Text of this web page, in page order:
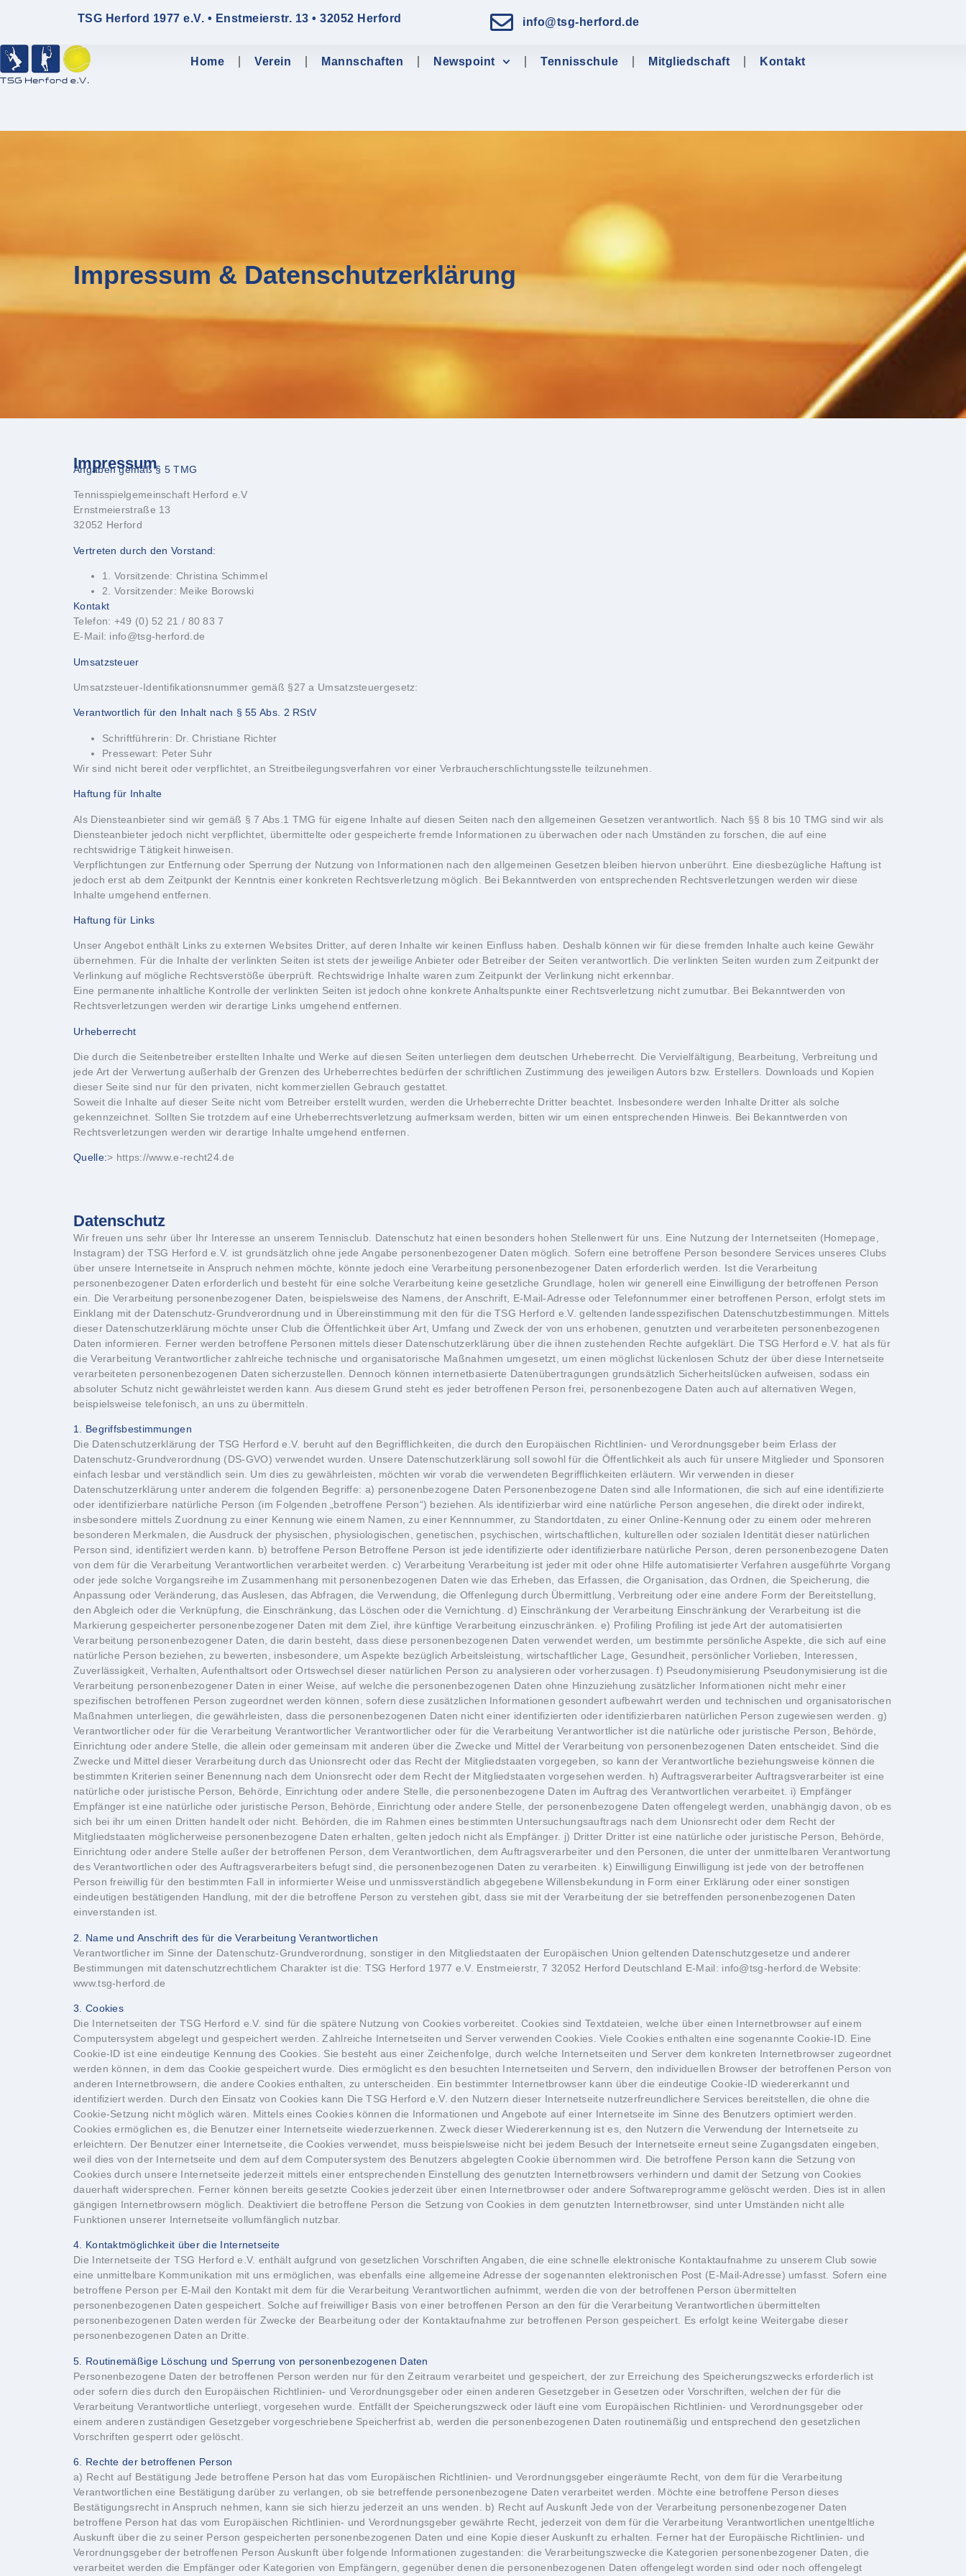
TSG Herford 1977 e.V. • Enstmeierstr. 13 • 32052 Herford info@tsg-herford.de
Home Verein Mannschaften Newspoint Tennisschule Mitgliedschaft Kontakt
Impressum & Datenschutzerklärung​
Impressum
Angaben gemäß § 5 TMG
Tennisspielgemeinschaft Herford e.V
Ernstmeierstraße 13
32052 Herford
Vertreten durch den Vorstand:
1. Vorsitzende: Christina Schimmel
2. Vorsitzender: Meike Borowski
Kontakt
Telefon: +49 (0) 52 21 / 80 83 7
E-Mail: info@tsg-herford.de
Umsatzsteuer
Umsatzsteuer-Identifikationsnummer gemäß §27 a Umsatzsteuergesetz:
Verantwortlich für den Inhalt nach § 55 Abs. 2 RStV
Schriftführerin: Dr. Christiane Richter
Pressewart: Peter Suhr
Wir sind nicht bereit oder verpflichtet, an Streitbeilegungsverfahren vor einer Verbraucherschlichtungsstelle teilzunehmen.
Haftung für Inhalte
Als Diensteanbieter sind wir gemäß § 7 Abs.1 TMG für eigene Inhalte auf diesen Seiten nach den allgemeinen Gesetzen verantwortlich. Nach §§ 8 bis 10 TMG sind wir als
Diensteanbieter jedoch nicht verpflichtet, übermittelte oder gespeicherte fremde Informationen zu überwachen oder nach Umständen zu forschen, die auf eine
rechtswidrige Tätigkeit hinweisen.
Verpflichtungen zur Entfernung oder Sperrung der Nutzung von Informationen nach den allgemeinen Gesetzen bleiben hiervon unberührt. Eine diesbezügliche Haftung ist
jedoch erst ab dem Zeitpunkt der Kenntnis einer konkreten Rechtsverletzung möglich. Bei Bekanntwerden von entsprechenden Rechtsverletzungen werden wir diese
Inhalte umgehend entfernen.
Haftung für Links
Unser Angebot enthält Links zu externen Websites Dritter, auf deren Inhalte wir keinen Einfluss haben. Deshalb können wir für diese fremden Inhalte auch keine Gewähr
übernehmen. Für die Inhalte der verlinkten Seiten ist stets der jeweilige Anbieter oder Betreiber der Seiten verantwortlich. Die verlinkten Seiten wurden zum Zeitpunkt der
Verlinkung auf mögliche Rechtsverstöße überprüft. Rechtswidrige Inhalte waren zum Zeitpunkt der Verlinkung nicht erkennbar.
Eine permanente inhaltliche Kontrolle der verlinkten Seiten ist jedoch ohne konkrete Anhaltspunkte einer Rechtsverletzung nicht zumutbar. Bei Bekanntwerden von
Rechtsverletzungen werden wir derartige Links umgehend entfernen.
Urheberrecht
Die durch die Seitenbetreiber erstellten Inhalte und Werke auf diesen Seiten unterliegen dem deutschen Urheberrecht. Die Vervielfältigung, Bearbeitung, Verbreitung und
jede Art der Verwertung außerhalb der Grenzen des Urheberrechtes bedürfen der schriftlichen Zustimmung des jeweiligen Autors bzw. Erstellers. Downloads und Kopien
dieser Seite sind nur für den privaten, nicht kommerziellen Gebrauch gestattet.
Soweit die Inhalte auf dieser Seite nicht vom Betreiber erstellt wurden, werden die Urheberrechte Dritter beachtet. Insbesondere werden Inhalte Dritter als solche
gekennzeichnet. Sollten Sie trotzdem auf eine Urheberrechtsverletzung aufmerksam werden, bitten wir um einen entsprechenden Hinweis. Bei Bekanntwerden von
Rechtsverletzungen werden wir derartige Inhalte umgehend entfernen.
Quelle:> https://www.e-recht24.de
Datenschutz
Wir freuen uns sehr über Ihr Interesse an unserem Tennisclub. Datenschutz hat einen besonders hohen Stellenwert für uns. Eine Nutzung der Internetseiten (Homepage,
Instagram) der TSG Herford e.V. ist grundsätzlich ohne jede Angabe personenbezogener Daten möglich. Sofern eine betroffene Person besondere Services unseres Clubs
über unsere Internetseite in Anspruch nehmen möchte, könnte jedoch eine Verarbeitung personenbezogener Daten erforderlich werden. Ist die Verarbeitung
personenbezogener Daten erforderlich und besteht für eine solche Verarbeitung keine gesetzliche Grundlage, holen wir generell eine Einwilligung der betroffenen Person
ein. Die Verarbeitung personenbezogener Daten, beispielsweise des Namens, der Anschrift, E-Mail-Adresse oder Telefonnummer einer betroffenen Person, erfolgt stets im
Einklang mit der Datenschutz-Grundverordnung und in Übereinstimmung mit den für die TSG Herford e.V. geltenden landesspezifischen Datenschutzbestimmungen. Mittels
dieser Datenschutzerklärung möchte unser Club die Öffentlichkeit über Art, Umfang und Zweck der von uns erhobenen, genutzten und verarbeiteten personenbezogenen
Daten informieren. Ferner werden betroffene Personen mittels dieser Datenschutzerklärung über die ihnen zustehenden Rechte aufgeklärt. Die TSG Herford e.V. hat als für
die Verarbeitung Verantwortlicher zahlreiche technische und organisatorische Maßnahmen umgesetzt, um einen möglichst lückenlosen Schutz der über diese Internetseite
verarbeiteten personenbezogenen Daten sicherzustellen. Dennoch können internetbasierte Datenübertragungen grundsätzlich Sicherheitslücken aufweisen, sodass ein
absoluter Schutz nicht gewährleistet werden kann. Aus diesem Grund steht es jeder betroffenen Person frei, personenbezogene Daten auch auf alternativen Wegen,
beispielsweise telefonisch, an uns zu übermitteln.
1. Begriffsbestimmungen
Die Datenschutzerklärung der TSG Herford e.V. beruht auf den Begrifflichkeiten, die durch den Europäischen Richtlinien- und Verordnungsgeber beim Erlass der
Datenschutz-Grundverordnung (DS-GVO) verwendet wurden. Unsere Datenschutzerklärung soll sowohl für die Öffentlichkeit als auch für unsere Mitglieder und Sponsoren
einfach lesbar und verständlich sein. Um dies zu gewährleisten, möchten wir vorab die verwendeten Begrifflichkeiten erläutern. Wir verwenden in dieser
Datenschutzerklärung unter anderem die folgenden Begriffe: a) personenbezogene Daten Personenbezogene Daten sind alle Informationen, die sich auf eine identifizierte
oder identifizierbare natürliche Person (im Folgenden „betroffene Person“) beziehen. Als identifizierbar wird eine natürliche Person angesehen, die direkt oder indirekt,
insbesondere mittels Zuordnung zu einer Kennung wie einem Namen, zu einer Kennnummer, zu Standortdaten, zu einer Online-Kennung oder zu einem oder mehreren
besonderen Merkmalen, die Ausdruck der physischen, physiologischen, genetischen, psychischen, wirtschaftlichen, kulturellen oder sozialen Identität dieser natürlichen
Person sind, identifiziert werden kann. b) betroffene Person Betroffene Person ist jede identifizierte oder identifizierbare natürliche Person, deren personenbezogene Daten
von dem für die Verarbeitung Verantwortlichen verarbeitet werden. c) Verarbeitung Verarbeitung ist jeder mit oder ohne Hilfe automatisierter Verfahren ausgeführte Vorgang
oder jede solche Vorgangsreihe im Zusammenhang mit personenbezogenen Daten wie das Erheben, das Erfassen, die Organisation, das Ordnen, die Speicherung, die
Anpassung oder Veränderung, das Auslesen, das Abfragen, die Verwendung, die Offenlegung durch Übermittlung, Verbreitung oder eine andere Form der Bereitstellung,
den Abgleich oder die Verknüpfung, die Einschränkung, das Löschen oder die Vernichtung. d) Einschränkung der Verarbeitung Einschränkung der Verarbeitung ist die
Markierung gespeicherter personenbezogener Daten mit dem Ziel, ihre künftige Verarbeitung einzuschränken. e) Profiling Profiling ist jede Art der automatisierten
Verarbeitung personenbezogener Daten, die darin besteht, dass diese personenbezogenen Daten verwendet werden, um bestimmte persönliche Aspekte, die sich auf eine
natürliche Person beziehen, zu bewerten, insbesondere, um Aspekte bezüglich Arbeitsleistung, wirtschaftlicher Lage, Gesundheit, persönlicher Vorlieben, Interessen,
Zuverlässigkeit, Verhalten, Aufenthaltsort oder Ortswechsel dieser natürlichen Person zu analysieren oder vorherzusagen. f) Pseudonymisierung Pseudonymisierung ist die
Verarbeitung personenbezogener Daten in einer Weise, auf welche die personenbezogenen Daten ohne Hinzuziehung zusätzlicher Informationen nicht mehr einer
spezifischen betroffenen Person zugeordnet werden können, sofern diese zusätzlichen Informationen gesondert aufbewahrt werden und technischen und organisatorischen
Maßnahmen unterliegen, die gewährleisten, dass die personenbezogenen Daten nicht einer identifizierten oder identifizierbaren natürlichen Person zugewiesen werden. g)
Verantwortlicher oder für die Verarbeitung Verantwortlicher Verantwortlicher oder für die Verarbeitung Verantwortlicher ist die natürliche oder juristische Person, Behörde,
Einrichtung oder andere Stelle, die allein oder gemeinsam mit anderen über die Zwecke und Mittel der Verarbeitung von personenbezogenen Daten entscheidet. Sind die
Zwecke und Mittel dieser Verarbeitung durch das Unionsrecht oder das Recht der Mitgliedstaaten vorgegeben, so kann der Verantwortliche beziehungsweise können die
bestimmten Kriterien seiner Benennung nach dem Unionsrecht oder dem Recht der Mitgliedstaaten vorgesehen werden. h) Auftragsverarbeiter Auftragsverarbeiter ist eine
natürliche oder juristische Person, Behörde, Einrichtung oder andere Stelle, die personenbezogene Daten im Auftrag des Verantwortlichen verarbeitet. i) Empfänger
Empfänger ist eine natürliche oder juristische Person, Behörde, Einrichtung oder andere Stelle, der personenbezogene Daten offengelegt werden, unabhängig davon, ob es
sich bei ihr um einen Dritten handelt oder nicht. Behörden, die im Rahmen eines bestimmten Untersuchungsauftrags nach dem Unionsrecht oder dem Recht der
Mitgliedstaaten möglicherweise personenbezogene Daten erhalten, gelten jedoch nicht als Empfänger. j) Dritter Dritter ist eine natürliche oder juristische Person, Behörde,
Einrichtung oder andere Stelle außer der betroffenen Person, dem Verantwortlichen, dem Auftragsverarbeiter und den Personen, die unter der unmittelbaren Verantwortung
des Verantwortlichen oder des Auftragsverarbeiters befugt sind, die personenbezogenen Daten zu verarbeiten. k) Einwilligung Einwilligung ist jede von der betroffenen
Person freiwillig für den bestimmten Fall in informierter Weise und unmissverständlich abgegebene Willensbekundung in Form einer Erklärung oder einer sonstigen
eindeutigen bestätigenden Handlung, mit der die betroffene Person zu verstehen gibt, dass sie mit der Verarbeitung der sie betreffenden personenbezogenen Daten
einverstanden ist.
2. Name und Anschrift des für die Verarbeitung Verantwortlichen
Verantwortlicher im Sinne der Datenschutz-Grundverordnung, sonstiger in den Mitgliedstaaten der Europäischen Union geltenden Datenschutzgesetze und anderer
Bestimmungen mit datenschutzrechtlichem Charakter ist die: TSG Herford 1977 e.V. Enstmeierstr, 7 32052 Herford Deutschland E-Mail: info@tsg-herford.de Website:
www.tsg-herford.de
3. Cookies
Die Internetseiten der TSG Herford e.V. sind für die spätere Nutzung von Cookies vorbereitet. Cookies sind Textdateien, welche über einen Internetbrowser auf einem
Computersystem abgelegt und gespeichert werden. Zahlreiche Internetseiten und Server verwenden Cookies. Viele Cookies enthalten eine sogenannte Cookie-ID. Eine
Cookie-ID ist eine eindeutige Kennung des Cookies. Sie besteht aus einer Zeichenfolge, durch welche Internetseiten und Server dem konkreten Internetbrowser zugeordnet
werden können, in dem das Cookie gespeichert wurde. Dies ermöglicht es den besuchten Internetseiten und Servern, den individuellen Browser der betroffenen Person von
anderen Internetbrowsern, die andere Cookies enthalten, zu unterscheiden. Ein bestimmter Internetbrowser kann über die eindeutige Cookie-ID wiedererkannt und
identifiziert werden. Durch den Einsatz von Cookies kann Die TSG Herford e.V. den Nutzern dieser Internetseite nutzerfreundlichere Services bereitstellen, die ohne die
Cookie-Setzung nicht möglich wären. Mittels eines Cookies können die Informationen und Angebote auf einer Internetseite im Sinne des Benutzers optimiert werden.
Cookies ermöglichen es, die Benutzer einer Internetseite wiederzuerkennen. Zweck dieser Wiedererkennung ist es, den Nutzern die Verwendung der Internetseite zu
erleichtern. Der Benutzer einer Internetseite, die Cookies verwendet, muss beispielsweise nicht bei jedem Besuch der Internetseite erneut seine Zugangsdaten eingeben,
weil dies von der Internetseite und dem auf dem Computersystem des Benutzers abgelegten Cookie übernommen wird. Die betroffene Person kann die Setzung von
Cookies durch unsere Internetseite jederzeit mittels einer entsprechenden Einstellung des genutzten Internetbrowsers verhindern und damit der Setzung von Cookies
dauerhaft widersprechen. Ferner können bereits gesetzte Cookies jederzeit über einen Internetbrowser oder andere Softwareprogramme gelöscht werden. Dies ist in allen
gängigen Internetbrowsern möglich. Deaktiviert die betroffene Person die Setzung von Cookies in dem genutzten Internetbrowser, sind unter Umständen nicht alle
Funktionen unserer Internetseite vollumfänglich nutzbar.
4. Kontaktmöglichkeit über die Internetseite
Die Internetseite der TSG Herford e.V. enthält aufgrund von gesetzlichen Vorschriften Angaben, die eine schnelle elektronische Kontaktaufnahme zu unserem Club sowie
eine unmittelbare Kommunikation mit uns ermöglichen, was ebenfalls eine allgemeine Adresse der sogenannten elektronischen Post (E-Mail-Adresse) umfasst. Sofern eine
betroffene Person per E-Mail den Kontakt mit dem für die Verarbeitung Verantwortlichen aufnimmt, werden die von der betroffenen Person übermittelten
personenbezogenen Daten gespeichert. Solche auf freiwilliger Basis von einer betroffenen Person an den für die Verarbeitung Verantwortlichen übermittelten
personenbezogenen Daten werden für Zwecke der Bearbeitung oder der Kontaktaufnahme zur betroffenen Person gespeichert. Es erfolgt keine Weitergabe dieser
personenbezogenen Daten an Dritte.
5. Routinemäßige Löschung und Sperrung von personenbezogenen Daten
Personenbezogene Daten der betroffenen Person werden nur für den Zeitraum verarbeitet und gespeichert, der zur Erreichung des Speicherungszwecks erforderlich ist
oder sofern dies durch den Europäischen Richtlinien- und Verordnungsgeber oder einen anderen Gesetzgeber in Gesetzen oder Vorschriften, welchen der für die
Verarbeitung Verantwortliche unterliegt, vorgesehen wurde. Entfällt der Speicherungszweck oder läuft eine vom Europäischen Richtlinien- und Verordnungsgeber oder
einem anderen zuständigen Gesetzgeber vorgeschriebene Speicherfrist ab, werden die personenbezogenen Daten routinemäßig und entsprechend den gesetzlichen
Vorschriften gesperrt oder gelöscht.
6. Rechte der betroffenen Person
a) Recht auf Bestätigung Jede betroffene Person hat das vom Europäischen Richtlinien- und Verordnungsgeber eingeräumte Recht, von dem für die Verarbeitung Verantwortlichen eine Bestätigung darüber zu verlangen, ob sie betreffende personenbezogene Daten verarbeitet werden. Möchte eine betroffene Person dieses Bestätigungsrecht in Anspruch nehmen, kann sie sich hierzu jederzeit an uns wenden. b) Recht auf Auskunft Jede von der Verarbeitung personenbezogener Daten betroffene Person hat das vom Europäischen Richtlinien- und Verordnungsgeber gewährte Recht, jederzeit von dem für die Verarbeitung Verantwortlichen unentgeltliche Auskunft über die zu seiner Person gespeicherten personenbezogenen Daten und eine Kopie dieser Auskunft zu erhalten. Ferner hat der Europäische Richtlinien- und Verordnungsgeber der betroffenen Person Auskunft über folgende Informationen zugestanden: die Verarbeitungszwecke die Kategorien personenbezogener Daten, die verarbeitet werden die Empfänger oder Kategorien von Empfängern, gegenüber denen die personenbezogenen Daten offengelegt worden sind oder noch offengelegt werden, insbesondere bei Empfängern in Drittländern oder bei internationalen Organisationen falls möglich, die geplante Dauer, für die die personenbezogenen Daten gespeichert werden, oder, falls dies nicht möglich ist, die Kriterien für die Festlegung dieser Dauer das Bestehen eines Rechts auf Berichtigung oder Löschung der sie betreffenden personenbezogenen Daten oder auf Einschränkung der Verarbeitung durch den Verantwortlichen oder eines Widerspruchsrechts gegen diese Verarbeitung das Bestehen eines Beschwerderechts bei einer Aufsichtsbehörde wenn die personenbezogenen Daten nicht bei der betroffenen Person erhoben werden: Alle verfügbaren Informationen über die Herkunft der Daten das Bestehen einer automatisierten Entscheidungsfindung einschließlich Profiling gemäß Artikel 22 Abs.1 und 4 DS-GVO und — zumindest in diesen Fällen — aussagekräftige Informationen über die involvierte Logik sowie die Tragweite und die angestrebten Auswirkungen einer derartigen Verarbeitung für die betroffene Person Ferner steht der betroffenen Person ein Auskunftsrecht darüber zu, ob personenbezogene Daten an ein Drittland oder an eine internationale Organisation übermittelt wurden. Sofern dies der Fall ist, steht der betroffenen Person im Übrigen das Recht zu, Auskunft über die geeigneten Garantien im Zusammenhang mit der Übermittlung zu erhalten. Möchte eine betroffene Person dieses Auskunftsrecht in Anspruch nehmen, kann sie sich hierzu jederzeit an uns wenden. c) Recht auf Berichtigung Jede von der Verarbeitung personenbezogener Daten betroffene Person hat das vom Europäischen Richtlinien- und Verordnungsgeber gewährte Recht, die unverzügliche Berichtigung sie betreffender unrichtiger personenbezogener Daten zu verlangen. Ferner steht der betroffenen Person das Recht zu, unter Berücksichtigung der Zwecke der Verarbeitung, die Vervollständigung unvollständiger personenbezogener Daten — auch mittels einer ergänzenden Erklärung — zu verlangen. Möchte eine betroffene Person dieses Berichtigungsrecht in Anspruch nehmen, kann sie sich hierzu jederzeit an uns wenden. d) Recht auf Löschung (Recht auf Vergessen werden) Jede von der Verarbeitung personenbezogener Daten betroffene Person hat das vom Europäischen Richtlinien- und Verordnungsgeber gewährte Recht, von dem Verantwortlichen zu verlangen, dass die sie betreffenden personenbezogenen Daten unverzüglich gelöscht werden, sofern einer der folgenden Gründe zutrifft und soweit die Verarbeitung nicht erforderlich ist: Die personenbezogenen Daten wurden für solche Zwecke erhoben oder auf sonstige Weise verarbeitet, für welche sie nicht mehr notwendig sind. Die betroffene Person widerruft ihre Einwilligung, auf die sich die Verarbeitung gemäß Art. 6 Abs. 1 Buchstabe a DS-GVO oder Art. 9 Abs. 2 Buchstabe a DS-GVO stützte, und es fehlt an einer anderweitigen Rechtsgrundlage für die Verarbeitung. Die betroffene Person legt gemäß Art. 21 Abs. 1 DS-GVO Widerspruch gegen die Verarbeitung ein, und es liegen keine vorrangigen berechtigten Gründe für die Verarbeitung vor, oder die betroffene Person legt gemäß Art. 21 Abs. 2 DS-GVO Widerspruch gegen die Verarbeitung ein. Die personenbezogenen Daten wurden unrechtmäßig verarbeitet. Die Löschung der personenbezogenen Daten ist zur Erfüllung einer rechtlichen Verpflichtung nach dem Unionsrecht oder dem Recht der Mitgliedstaaten erforderlich, dem der Verantwortliche unterliegt. Die personenbezogenen Daten wurden in Bezug auf angebotene Dienste der Informationsgesellschaft gemäß Art. 8 Abs. 1 DS-GVO erhoben. Sofern einer der oben genannten Gründe zutrifft und eine betroffene Person die Löschung von personenbezogenen Daten, die bei dem TC Rot-Weiß Düsseldorf e.V. gespeichert sind, veranlassen möchte, kann sie sich hierzu jederzeit an uns wenden. Wir werden veranlassen, dass dem Löschverlangen unverzüglich nachgekommen wird. Wurden die personenbezogenen Daten durch die TSG Herford e.V. öffentlich gemacht und ist unser Club als Verantwortlicher gemäß Art. 17 Abs. 1 DS-GVO zur Löschung der personenbezogenen Daten verpflichtet, so trifft Die TSG Herford e.V. unter Berücksichtigung der verfügbaren Technologie und der Implementierungskosten angemessene Maßnahmen, auch technischer Art, um andere für die Datenverarbeitung Verantwortliche, welche die veröffentlichten personenbezogenen Daten verarbeiten, darüber in Kenntnis zu setzen, dass die betroffene Person von diesen anderen für die Datenverarbeitung Verantwortlichen die Löschung sämtlicher Links zu diesen personenbezogenen Daten oder von Kopien oder Replikationen dieser personenbezogenen Daten verlangt hat, soweit die Verarbeitung nicht erforderlich ist. Die TSG Herford e.V. wird im Einzelfall das Notwendige veranlassen. e) Recht auf Einschränkung der Verarbeitung Jede von der Verarbeitung personenbezogener Daten betroffene Person hat das vom Europäischen Richtlinien- und Verordnungsgeber gewährte Recht, von dem Verantwortlichen die Einschränkung der Verarbeitung zu verlangen, wenn eine der folgenden Voraussetzungen gegeben ist: Die Richtigkeit der personenbezogenen Daten wird von der betroffenen Person bestritten, und zwar für eine Dauer, die es dem Verantwortlichen ermöglicht, die Richtigkeit der personenbezogenen Daten zu überprüfen. Die Verarbeitung ist unrechtmäßig, die betroffene Person lehnt die Löschung der personenbezogenen Daten ab und verlangt stattdessen die Einschränkung der Nutzung der personenbezogenen Daten. Der Verantwortliche benötigt die personenbezogenen Daten für die Zwecke der Verarbeitung nicht länger, die betroffene Person benötigt sie jedoch zur Geltendmachung, Ausübung oder Verteidigung von Rechtsansprüchen. Die betroffene Person hat Widerspruch gegen die Verarbeitung gem. Art. 21 Abs. 1 DS-GVO eingelegt und es steht noch nicht fest, ob die berechtigten Gründe des Verantwortlichen gegenüber denen der betroffenen Person überwiegen. Sofern eine der oben genannten Voraussetzungen gegeben ist und eine betroffene Person die Einschränkung von personenbezogenen Daten, die beim TC Rot-Weiß Düsseldorf e.V. gespeichert sind, verlangen möchte, kann sie sich hierzu jederzeit an uns wenden. Die TSG Herford e.V. wird die Einschränkung der Verarbeitung veranlassen. f) Recht auf Datenübertragbarkeit Jede von der Verarbeitung personenbezogener Daten betroffene Person hat das vom Europäischen Richtlinien- und Verordnungsgeber gewährte Recht, die sie betreffenden personenbezogenen Daten, welche durch die betroffene Person einem Verantwortlichen bereitgestellt wurden, in einem strukturierten, gängigen und maschinenlesbaren Format zu erhalten. Sie hat außerdem das Recht, diese Daten einem anderen Verantwortlichen ohne Behinderung durch den Verantwortlichen, dem die personenbezogenen Daten bereitgestellt wurden, zu übermitteln, sofern die Verarbeitung auf der Einwilligung gemäß Art. 6 Abs. 1 Buchstabe a DS-GVO oder Art. 9 Abs. 2 Buchstabe a DS-GVO oder auf einem Vertrag gemäß Art. 6 Abs. 1 Buchstabe b DS-GVO beruht und die Verarbeitung mithilfe automatisierter Verfahren erfolgt, sofern die Verarbeitung nicht für die Wahrnehmung einer Aufgabe erforderlich ist, die im öffentlichen Interesse liegt oder in Ausübung öffentlicher Gewalt erfolgt, welche dem Verantwortlichen übertragen wurde. Ferner hat die betroffene Person bei der Ausübung ihres Rechts auf Datenübertragbarkeit gemäß Art. 20 Abs. 1 DS-GVO das Recht, zu erwirken, dass die personenbezogenen Daten direkt von einem Verantwortlichen an einen anderen Verantwortlichen übermittelt werden, soweit dies technisch machbar ist und sofern hiervon nicht die Rechte und Freiheiten anderer Personen beeinträchtigt werden. Zur Geltendmachung des Rechts auf Datenübertragbarkeit kann sich die betroffene Person jederzeit an die TSG Herford e.V. wenden. g) Recht auf Widerspruch Jede von der Verarbeitung personenbezogener Daten betroffene Person hat das vom Europäischen Richtlinien- und Verordnungsgeber gewährte Recht, aus Gründen, die sich aus ihrer besonderen Situation ergeben, jederzeit gegen die Verarbeitung sie betreffender personenbezogener Daten, die aufgrund von Art. 6 Abs. 1 Buchstaben e oder f DS-GVO erfolgt, Widerspruch einzulegen. Dies gilt auch für ein auf diese Bestimmungen gestütztes Profiling. Die TSG Herford e.V. verarbeitet die personenbezogenen Daten im Falle des Widerspruchs nicht mehr, es sei denn, wir können zwingende schutzwürdige Gründe für die Verarbeitung nachweisen, die den Interessen, Rechten und Freiheiten der betroffenen Person überwiegen, oder die Verarbeitung dient der Geltendmachung, Ausübung oder Verteidigung von Rechtsansprüchen. Verarbeitet Die TSG Herford e.V. personenbezogene Daten, um Direktwerbung zu betreiben, so hat die betroffene Person das Recht, jederzeit Widerspruch gegen die Verarbeitung der personenbezogenen Daten zum Zwecke derartiger Werbung einzulegen. Dies gilt auch für das Profiling, soweit es mit solcher Direktwerbung in Verbin